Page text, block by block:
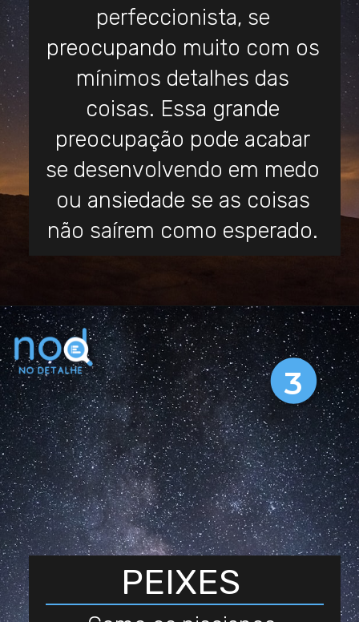
perfeccionista, se
preocupando muito com os
mínimos detalhes das
coisas. Essa grande
preocupação pode acabar
se desenvolvendo em medo
ou ansiedade se as coisas
não saírem como esperado.
PEIXES
3